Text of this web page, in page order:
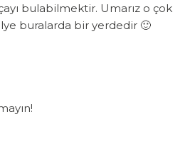
bulabilmektir. Umarız o çok
buralarda bir yerdedir 🙂